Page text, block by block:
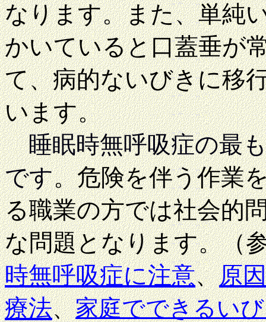
なります。また、単純
かいていると口蓋垂が
て、病的ないびきに移
います。
睡眠時無呼吸症の最
です。危険を伴う作業
る職業の方では社会的
な問題となります。（
時無呼吸症に注意、原
療法、家庭でできるい